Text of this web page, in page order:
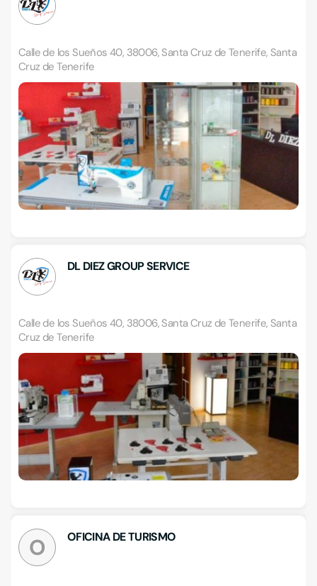
Calle de los Sueños 40, 38006, Santa Cruz de Tenerife, Santa
Cruz de Tenerife
DL DIEZ GROUP SERVICE
Calle de los Sueños 40, 38006, Santa Cruz de Tenerife, Santa
Cruz de Tenerife
O OFICINA DE TURISMO